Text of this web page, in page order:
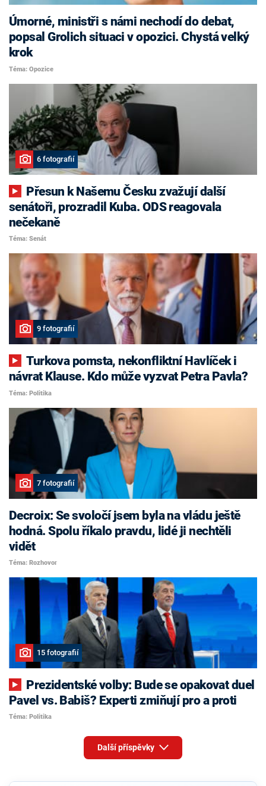
Úmorné, ministři s námi nechodí do debat,
popsal Grolich situaci v opozici. Chystá velký
krok
Téma: Opozice
6 fotografií
senátoři, prozradil Kuba. ODS reagovala
nečekaně
Téma: Senát
9 fotografií
Turkova pomsta, nekonfliktní Havlíček i
návrat Klause. Kdo může vyzvat Petra Pavla?
Téma: Politika
7 fotografií
Decroix: Se svoločí jsem byla na vládu ještě
hodná. Spolu říkalo pravdu, lidé ji nechtěli
vidět
Téma: Rozhovor
15 fotografií
Pavel vs. Babiš? Experti zmiňují pro a proti
Téma: Politika
Další příspěvky